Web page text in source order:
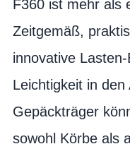
F360 ist mehr als
Zeitgemäß,
innovative
Leichtigkeit in
Gepäckträger
sowohl Körbe als